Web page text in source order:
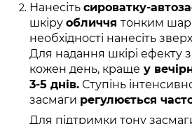
Нанесіть сироватку-
шкіру обличчя тонким
необхідності нанесіть
Для надання шкірі ефекту
кожен день, краще у
3-5 днів. Ступінь
засмаги регулюється
Для підтримки тону